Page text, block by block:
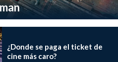
¿Donde se paga el ticket de
cine más caro?